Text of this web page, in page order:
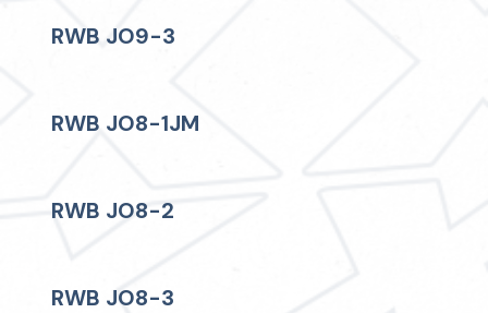
RWB JO9-3
RWB JO8-1JM
RWB JO8-2
RWB JO8-3